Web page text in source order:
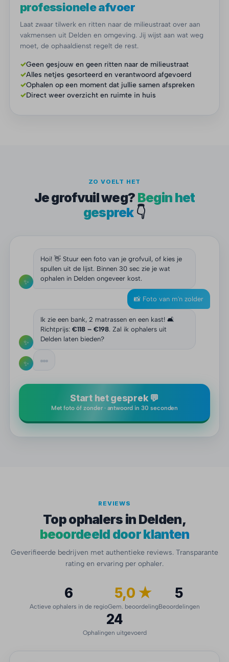
professionele afvoer
Laat zwaar tilwerk en ritten naar de milieustraat over aan
vakmensen uit Delden en omgeving. Jij wijst aan wat weg
moet, de ophaaldienst regelt de rest.
✓Geen gesjouw en geen ritten naar de milieustraat
✓Alles netjes gesorteerd en verantwoord afgevoerd
✓Ophalen op een moment dat jullie samen afspreken
✓Direct weer overzicht en ruimte in huis
ZO VOELT HET
Je grofvuil weg? Begin het
gesprek👇
✨
Hoi! 👋 Stuur een foto van je grofvuil, of kies je
spullen uit de lijst. Binnen 30 sec zie je wat
ophalen in Delden ongeveer kost.
📸 Foto van m'n zolder
✨
Ik zie een bank, 2 matrassen en een kast! 🛋️
Richtprijs: €118 – €198. Zal ik ophalers uit
Delden laten bieden?
✨
Start het gesprek 💬
Met foto óf zonder · antwoord in 30 seconden
REVIEWS
Top ophalers in Delden,
beoordeeld door klanten
Geverifieerde bedrijven met authentieke reviews. Transparante
rating en ervaring per ophaler.
6
Actieve ophalers in de regio
5,0 ★
Gem. beoordeling
5
Beoordelingen
24
Ophalingen uitgevoerd